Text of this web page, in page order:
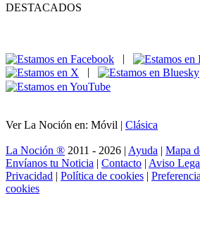
DESTACADOS
|
|
Ver La Noción en: Móvil | Clásica
La Noción ® 2011 - 2026 | Ayuda | Mapa
Envíanos tu Noticia | Contacto | Aviso
Privacidad | Política de cookies |
cookies